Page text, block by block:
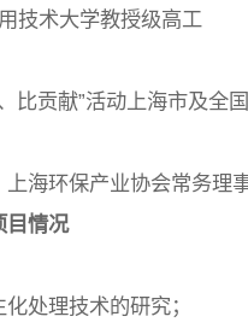
技术大学教授级高工
比贡献”活动上海市及全
海环保产业协会常务理事
目情况
处理技术的研究；